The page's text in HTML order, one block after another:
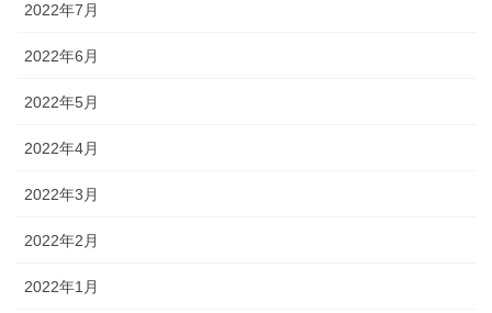
2022年7月
2022年6月
2022年5月
2022年4月
2022年3月
2022年2月
2022年1月